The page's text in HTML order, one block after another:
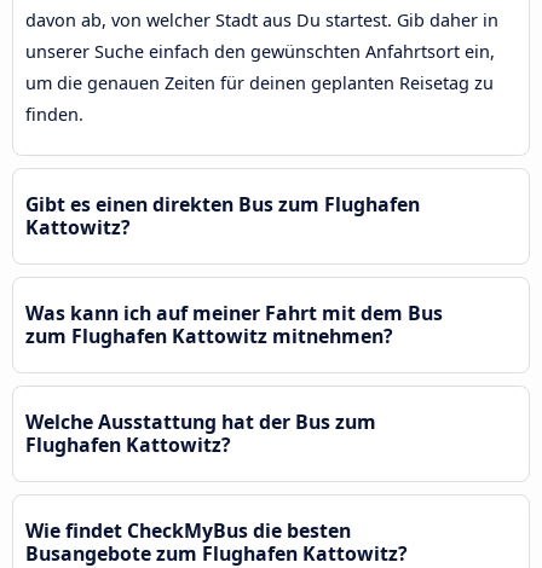
davon ab, von welcher Stadt aus Du startest. Gib daher in
unserer Suche einfach den gewünschten Anfahrtsort ein,
um die genauen Zeiten für deinen geplanten Reisetag zu
finden.
Gibt es einen direkten Bus zum Flughafen
Kattowitz?
Was kann ich auf meiner Fahrt mit dem Bus
zum Flughafen Kattowitz mitnehmen?
Welche Ausstattung hat der Bus zum
Flughafen Kattowitz?
Wie findet CheckMyBus die besten
Busangebote zum Flughafen Kattowitz?